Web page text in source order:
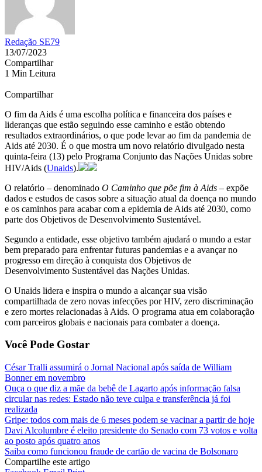
Redação SE79
13/07/2023
Compartilhar
1 Min Leitura
Compartilhar
O fim da Aids é uma escolha política e financeira dos países e
lideranças que estão seguindo esse caminho e estão obtendo
resultados extraordinários, o que pode levar ao fim da pandemia de
Aids até 2030. É o que mostra um novo relatório divulgado nesta
quinta-feira (13) pelo Programa Conjunto das Nações Unidas sobre
HIV/Aids (Unaids).
O relatório – denominado O Caminho que põe fim à Aids – expõe
dados e estudos de casos sobre a situação atual da doença no mundo
e os caminhos para acabar com a epidemia de Aids até 2030, como
parte dos Objetivos de Desenvolvimento Sustentável.
Segundo a entidade, esse objetivo também ajudará o mundo a estar
bem preparado para enfrentar futuras pandemias e a avançar no
progresso em direção à conquista dos Objetivos de
Desenvolvimento Sustentável das Nações Unidas.
O Unaids lidera e inspira o mundo a alcançar sua visão
compartilhada de zero novas infecções por HIV, zero discriminação
e zero mortes relacionadas à Aids. O programa atua em colaboração
com parceiros globais e nacionais para combater a doença.
Você Pode Gostar
César Tralli assumirá o Jornal Nacional após saída de William
Bonner em novembro
Ouça o que diz a mãe da bebê de Lagarto após informação falsa
circular nas redes: Estado não teve culpa e transferência já foi
realizada
Gripe: todos com mais de 6 meses podem se vacinar a partir de hoje
Davi Alcolumbre é eleito presidente do Senado com 73 votos e volta
ao posto após quatro anos
Saiba como funcionou fraude de cartão de vacina de Bolsonaro
Compartilhe este artigo